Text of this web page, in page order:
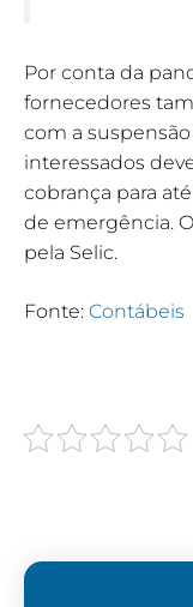
Por conta da
fornecedores
com a suspensão
interessados
cobrança para
de emergência.
pela Selic.
Fonte: Contábeis